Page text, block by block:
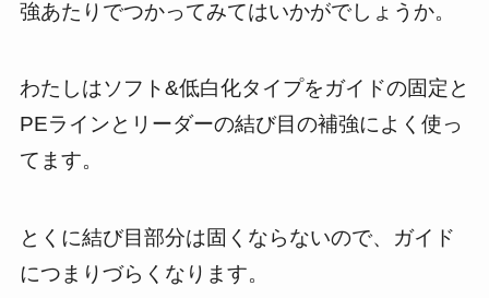
強あたりでつかってみてはいかがでしょうか。
わたしはソフト&低白化タイプをガイドの固定と
PEラインとリーダーの結び目の補強によく使っ
てます。
とくに結び目部分は固くならないので、ガイド
につまりづらくなります。